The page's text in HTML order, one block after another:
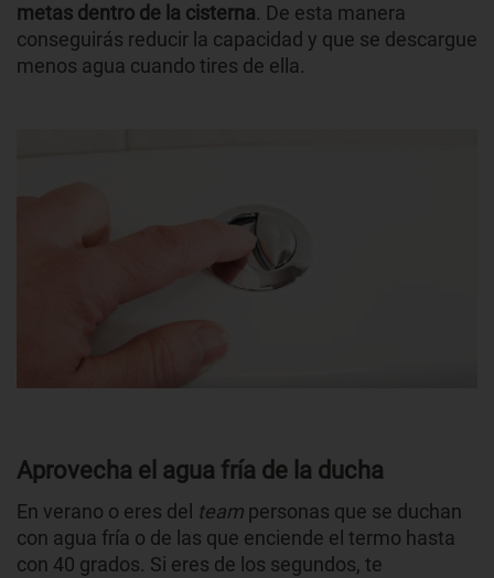
metas dentro de la cisterna. De esta manera
conseguirás reducir la capacidad y que se descargue
menos agua cuando tires de ella.
Aprovecha el agua fría de la ducha
En verano o eres del team personas que se duchan
con agua fría o de las que enciende el termo hasta
con 40 grados. Si eres de los segundos, te